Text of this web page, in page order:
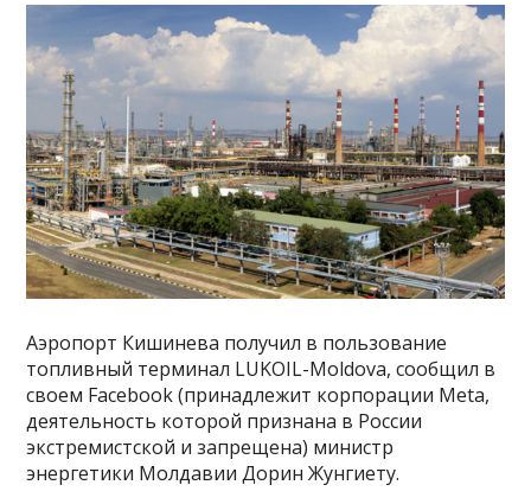
Аэропорт Кишинева получил в пользование
топливный терминал LUKOIL-Moldova, сообщил в
своем Facebook (принадлежит корпорации Meta,
деятельность которой признана в России
экстремистской и запрещена) министр
энергетики Молдавии Дорин Жунгиету.